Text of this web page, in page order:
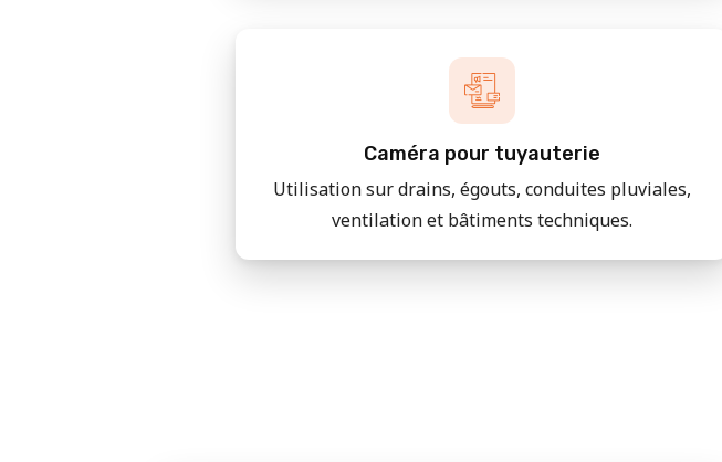
Caméra pour tuyauterie
Utilisation sur drains, égouts, conduites pluviales,
ventilation et bâtiments techniques.